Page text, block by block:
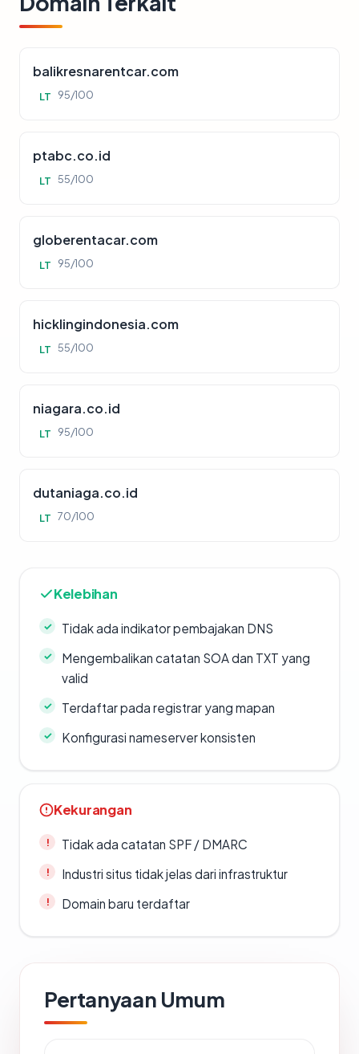
balikresnarentcar.com
LT 95/100
ptabc.co.id
LT 55/100
globerentacar.com
LT 95/100
hicklingindonesia.com
LT 55/100
niagara.co.id
LT 95/100
dutaniaga.co.id
LT 70/100
Kelebihan
Tidak ada indikator pembajakan DNS
Mengembalikan catatan SOA dan TXT yang
valid
Terdaftar pada registrar yang mapan
Konfigurasi nameserver konsisten
Kekurangan
Tidak ada catatan SPF / DMARC
Industri situs tidak jelas dari infrastruktur
Domain baru terdaftar
Pertanyaan Umum